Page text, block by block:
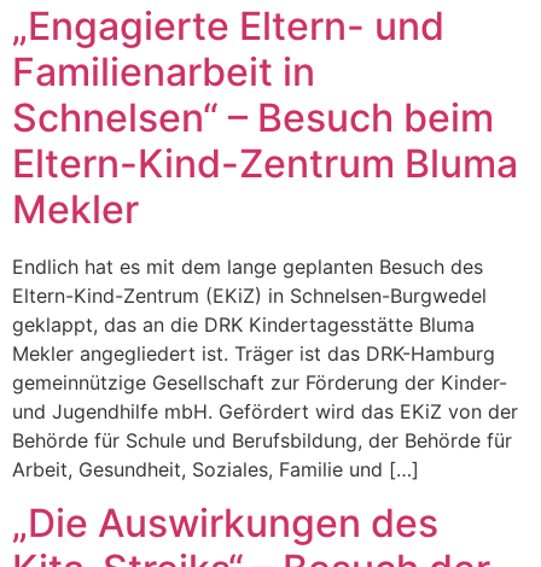
„Engagierte Eltern- und
Familienarbeit in
Schnelsen“ – Besuch beim
Eltern-Kind-Zentrum Bluma
Mekler
Endlich hat es mit dem lange geplanten Besuch des
Eltern-Kind-Zentrum (EKiZ) in Schnelsen-Burgwedel
geklappt, das an die DRK Kindertagesstätte Bluma
Mekler angegliedert ist. Träger ist das DRK-Hamburg
gemeinnützige Gesellschaft zur Förderung der Kinder-
und Jugendhilfe mbH. Gefördert wird das EKiZ von der
Behörde für Schule und Berufsbildung, der Behörde für
Arbeit, Gesundheit, Soziales, Familie und […]
„Die Auswirkungen des